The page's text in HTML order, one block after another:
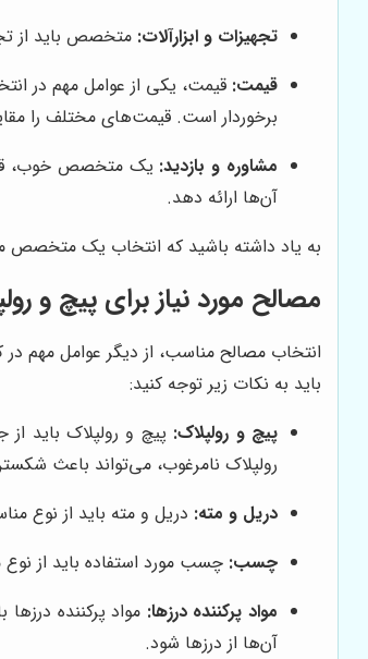
تجهیزات و ابزارآلات: متخصص باید از
قیمت: قیمت، یکی از عوامل مهم در
برخوردار است. قیمت‌های مختلف را
مشاوره و بازدید: یک متخصص خوب، قبل
آن‌ها ارائه دهد.
به یاد داشته باشید که انتخاب یک متخصص
مصالح مورد نیاز برای پیچ و
انتخاب مصالح مناسب، از دیگر عوامل مهم
باید به نکات زیر توجه کنید:
پیچ و رولپلاک: پیچ و رولپلاک باید
رولپلاک نامرغوب، می‌تواند باعث
دریل و مته: دریل و مته باید از نوع
چسب: چسب مورد استفاده باید از
مواد پرکننده درزها: مواد پرکننده
آن‌ها از درزها شود.